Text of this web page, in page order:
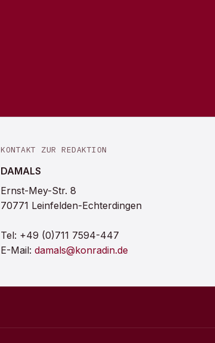
KONTAKT ZUR REDAKTION
DAMALS
Ernst-Mey-Str. 8
70771 Leinfelden-Echterdingen
Tel: +49 (0)711 7594-447
E-Mail: damals@konradin.de